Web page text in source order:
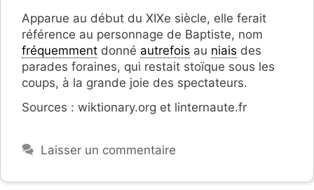
Apparue au début du XIXe siècle, elle ferait
référence au personnage de Baptiste, nom
fréquemment donné autrefois au niais des
parades foraines, qui restait stoïque sous les
coups, à la grande joie des spectateurs.
Sources : wiktionary.org et linternaute.fr
Laisser un commentaire